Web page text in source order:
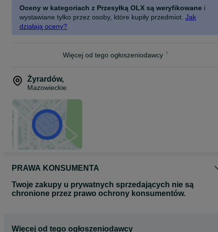
Oceny w kategoriach z Przesyłką OLX są weryfikowane i
wystawiane tylko przez osoby, które kupiły przedmiot. Jak
działają oceny?
Więcej od tego ogłoszeniodawcy
Żyrardów,
Mazowieckie
PRAWA KONSUMENTA
Twoje zakupy u prywatnych sprzedających nie są
chronione przez prawo ochrony konsumentów.
Więcej od tego ogłoszeniodawcy